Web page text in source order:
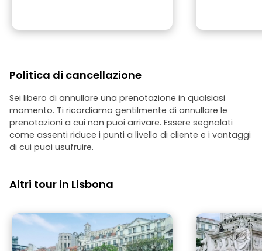
Politica di cancellazione
Sei libero di annullare una prenotazione in qualsiasi
momento. Ti ricordiamo gentilmente di annullare le
prenotazioni a cui non puoi arrivare. Essere segnalati
come assenti riduce i punti a livello di cliente e i vantaggi
di cui puoi usufruire.
Altri tour in Lisbona